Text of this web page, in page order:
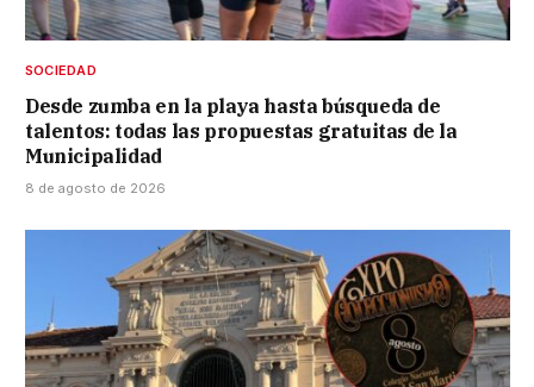
SOCIEDAD
Desde zumba en la playa hasta búsqueda de
talentos: todas las propuestas gratuitas de la
Municipalidad
8 de agosto de 2026